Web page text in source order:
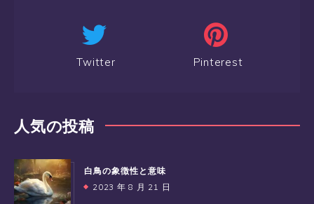
Twitter Pinterest
人気の投稿
白鳥の象徴性と意味
2023 年 8 月 21 日